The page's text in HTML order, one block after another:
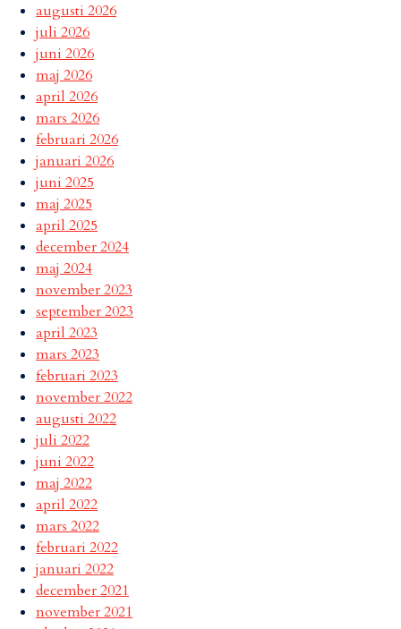
augusti 2026
juli 2026
juni 2026
maj 2026
april 2026
mars 2026
februari 2026
januari 2026
juni 2025
maj 2025
april 2025
december 2024
maj 2024
november 2023
september 2023
april 2023
mars 2023
februari 2023
november 2022
augusti 2022
juli 2022
juni 2022
maj 2022
april 2022
mars 2022
februari 2022
januari 2022
december 2021
november 2021